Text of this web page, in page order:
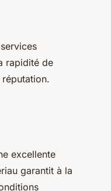
rapidité de
excellente
garantit à la